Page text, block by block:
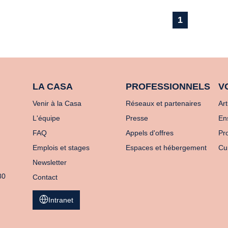
1
LA CASA
Venir à la Casa
L'équipe
FAQ
Emplois et stages
Newsletter
Contact
PROFESSIONNELS
Réseaux et partenaires
Presse
Appels d'offres
Espaces et hébergement
Intranet